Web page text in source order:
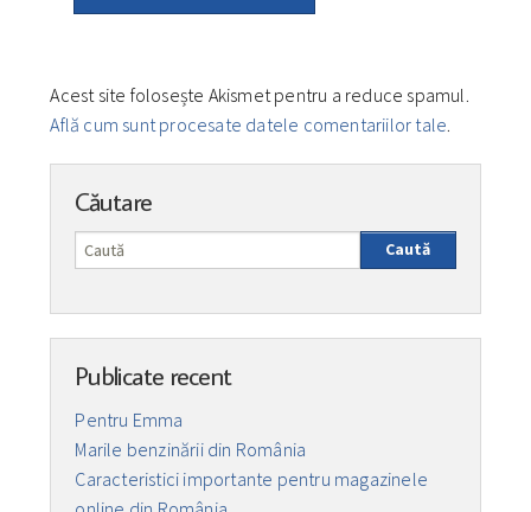
Acest site folosește Akismet pentru a reduce spamul.
Află cum sunt procesate datele comentariilor tale.
Căutare
Caută
Publicate recent
Pentru Emma
Marile benzinării din România
Caracteristici importante pentru magazinele